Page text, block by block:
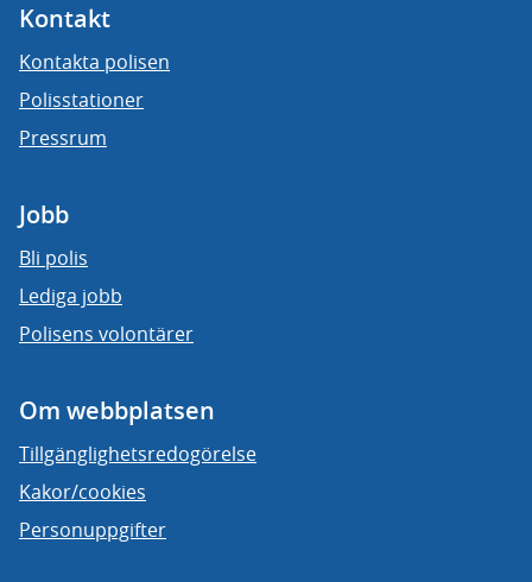
Kontakt
Kontakta polisen
Polisstationer
Pressrum
Jobb
Bli polis
Lediga jobb
Polisens volontärer
Om webbplatsen
Tillgänglighetsredogörelse
Kakor/cookies
Personuppgifter